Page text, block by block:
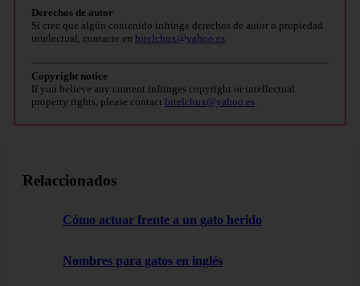
Derechos de autor
Si cree que algún contenido infringe derechos de autor o propiedad
intelectual, contacte en bitelchux@yahoo.es
Copyright notice
If you believe any content infringes copyright or intellectual
property rights, please contact bitelchux@yahoo.es
Relaccionados
Cómo actuar frente a un gato herido
Nombres para gatos en inglés